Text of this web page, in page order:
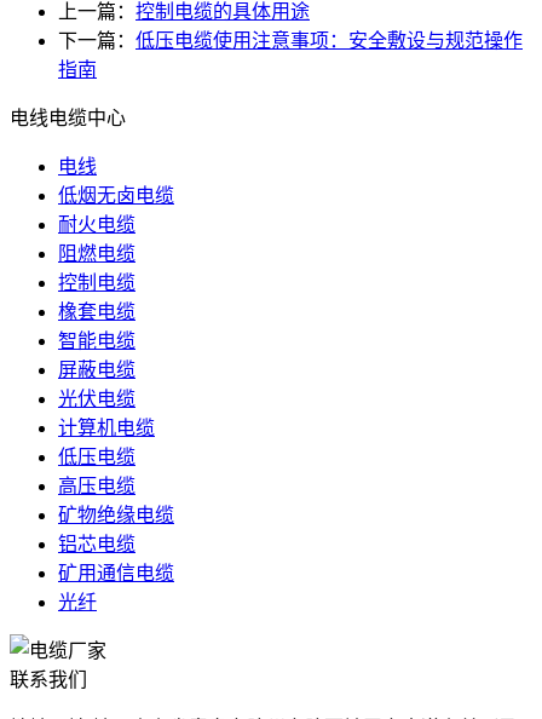
上一篇： 控制电缆的具体用途
下一篇： 低压电缆使用注意事项：安全敷设与规范操作
指南
电线电缆中心
电线
低烟无卤电缆
耐火电缆
阻燃电缆
控制电缆
橡套电缆
智能电缆
屏蔽电缆
光伏电缆
计算机电缆
低压电缆
高压电缆
矿物绝缘电缆
铝芯电缆
矿用通信电缆
光纤
联系我们